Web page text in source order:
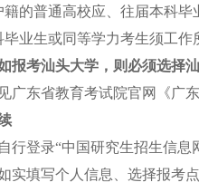
普通高校应、往届本科毕
生或同等学力考生须工作
报考汕头大学，则必须选择
东省教育考试院官网《广东
登录“中国研究生招生信息网
实填写个人信息、选择报考